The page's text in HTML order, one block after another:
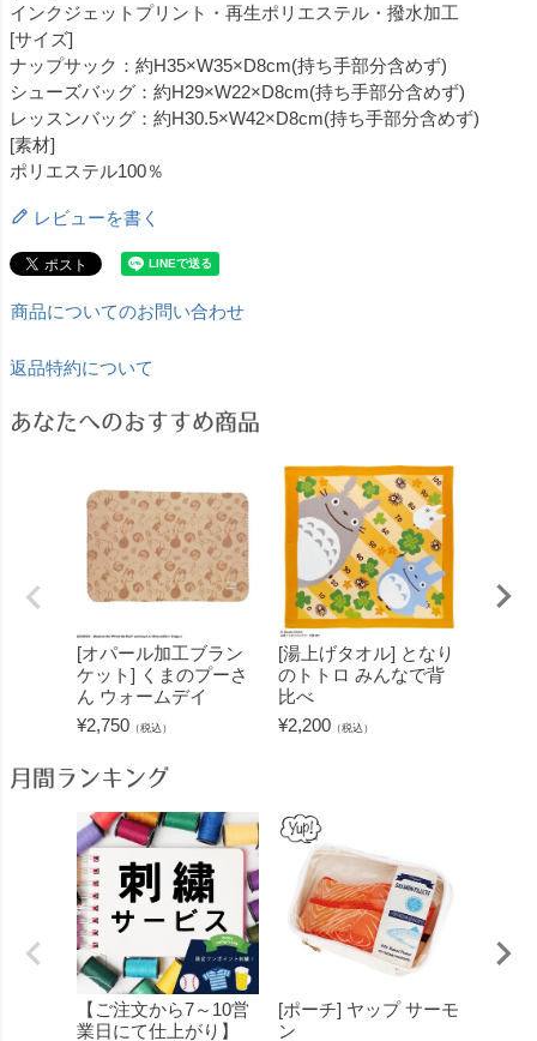
インクジェットプリント・再生ポリエステル・撥水加工
[サイズ]
ナップサック：約H35×W35×D8cm(持ち手部分含めず)
シューズバッグ：約H29×W22×D8cm(持ち手部分含めず)
レッスンバッグ：約H30.5×W42×D8cm(持ち手部分含めず)
[素材]
ポリエステル100％
レビューを書く
商品についてのお問い合わせ
返品特約について
あなたへのおすすめ商品
[オパール加工ブラン
ケット] くまのプーさ
ん ウォームデイ
¥2,750 （税込）
[湯上げタオル] となり
のトトロ みんなで背
比べ
¥2,200 （税込）
月間ランキング
【ご注文から7～10営
業日にて仕上がり】
[ポーチ] ヤップ サーモ
ン